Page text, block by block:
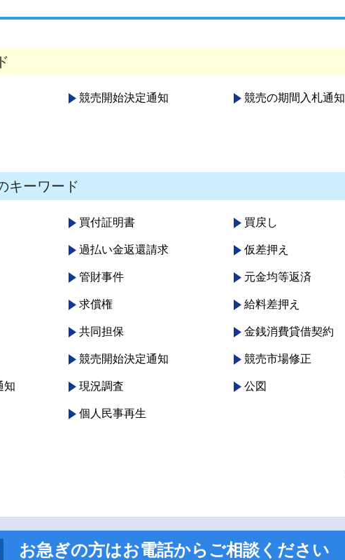
競売開始決定通知 競売の期間入札通知
ーワード
買付証明書 買戻し
過払い金返還請求 仮差押え
管財事件 元金均等返済
求償権 給料差押え
共同担保 金銭消費貸借契約
競売開始決定通知 競売市場修正
知 現況調査 公図
個人民事再生
お急ぎの方はお電話からご相談ください